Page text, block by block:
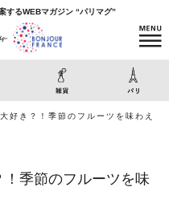
するWEBマガジン “パリマグ”
好き？！季節のフルーツを味わえ
季節のフルーツを味